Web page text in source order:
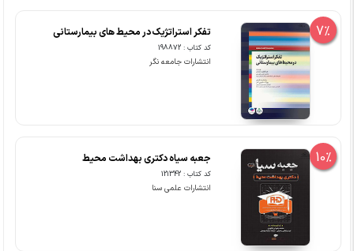
7% تفکر استراتژیک در محیط های بیمارستانی
کد کتاب : 198872
انتشارات جامعه نگر
10% جعبه سیاه دکتری بهداشت محیط
کد کتاب : 121342
انتشارات علمی سنا